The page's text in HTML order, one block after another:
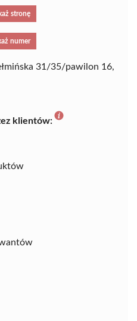
stronę
numer
31/35/pawilon 16,
klientów: